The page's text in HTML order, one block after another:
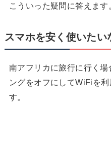
こういった疑問に答えます
スマホを安く使いた
南アフリカに旅行に行く場
ングをオフにしてWiFiを
す。